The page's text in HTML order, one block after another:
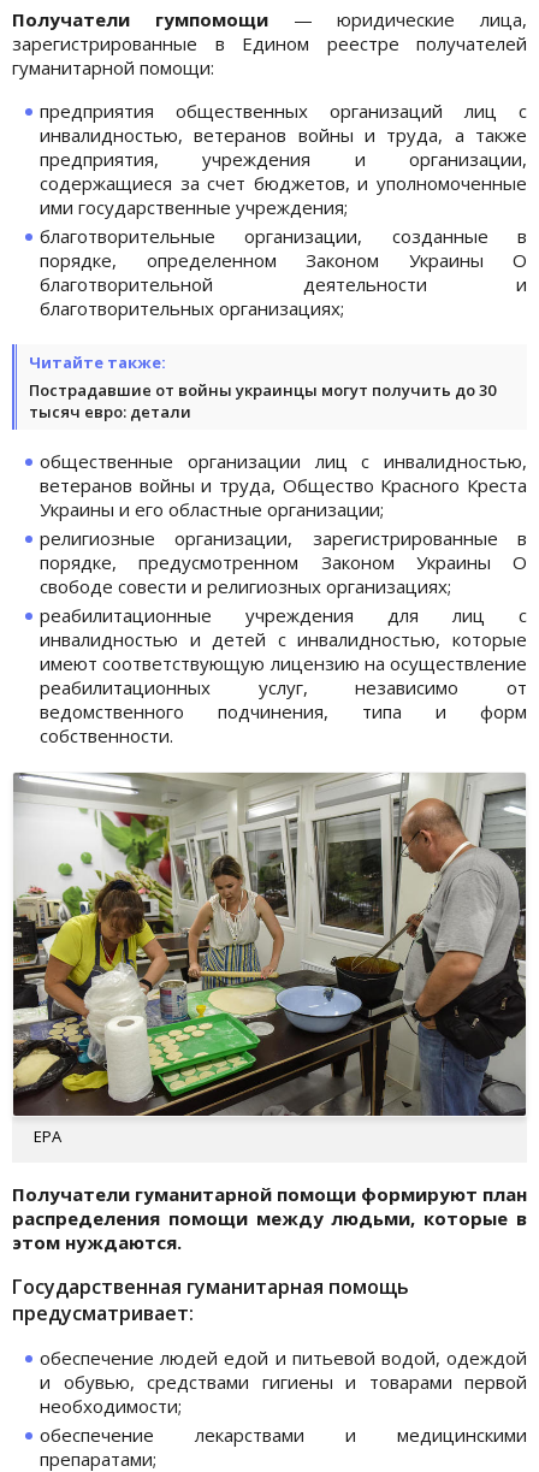
Получатели гумпомощи— юридические лица,
зарегистрированные в Едином реестре получателей
гуманитарной помощи:
предприятия общественных организаций лиц с
инвалидностью, ветеранов войны и труда, а также
предприятия, учреждения и организации,
содержащиеся за счет бюджетов, и уполномоченные
ими государственные учреждения;
благотворительные организации, созданные в
порядке, определенном Законом Украины О
благотворительной деятельности и
благотворительных организациях;
Читайте также:
Пострадавшие от войны украинцы могут получить до 30
тысяч евро: детали
общественные организации лиц с инвалидностью,
ветеранов войны и труда, Общество Красного Креста
Украины и его областные организации;
религиозные организации, зарегистрированные в
порядке, предусмотренном Законом Украины О
свободе совести и религиозных организациях;
реабилитационные учреждения для лиц с
инвалидностью и детей с инвалидностью, которые
имеют соответствующую лицензию на осуществление
реабилитационных услуг, независимо от
ведомственного подчинения, типа и форм
собственности.
EPA
Получатели гуманитарной помощи формируют план
распределения помощи между людьми, которые в
этом нуждаются.
Государственная гуманитарная помощь
предусматривает:
обеспечение людей едой и питьевой водой, одеждой
и обувью, средствами гигиены и товарами первой
необходимости;
обеспечение лекарствами и медицинскими
препаратами;